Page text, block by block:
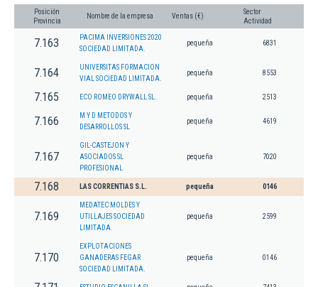
Posición
Provincia
Nombre de la empresa Ventas (€)
Sector
Actividad
7.163
PACIMA INVERSIONES 2020
SOCIEDAD LIMITADA.
pequeña 6831
7.164
UNIVERSITAS FORMACION
VIAL SOCIEDAD LIMITADA.
pequeña 8553
7.165 ECO ROMEO DRYWALL SL. pequeña 2513
7.166
M Y D METODOS Y
DESARROLLOS SL
pequeña 4619
7.167
GIL-CASTEJON Y
ASOCIADOS SL
PROFESIONAL
pequeña 7020
7.168 LAS CORRENTIAS S.L. pequeña 0146
7.169
MEDATEC MOLDES Y
UTILLAJES SOCIEDAD
LIMITADA.
pequeña 2599
7.170
EXPLOTACIONES
GANADERAS FEGAR
SOCIEDAD LIMITADA.
pequeña 0146